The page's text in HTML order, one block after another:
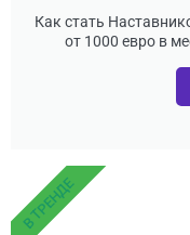
Как стать
от 1000 евро в
В ТРЕНДЕ